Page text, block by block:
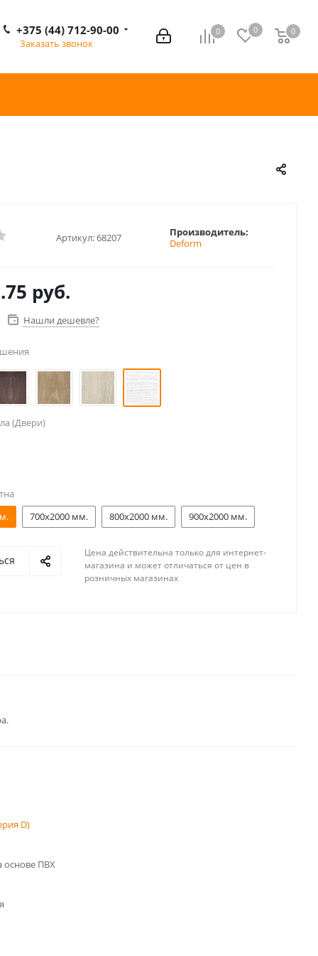
0 0 0
0
+375 (44) 712-90-00
Заказать звонок
Артикул:68207
Производитель:
Deform
руб.
Нашли дешевле?
(Двери)
700x2000 мм. 800x2000 мм. 900x2000 мм.
Цена действительна только для интернет-
магазина и может отличаться от цен в
розничных магазинах
D)
основе ПВХ